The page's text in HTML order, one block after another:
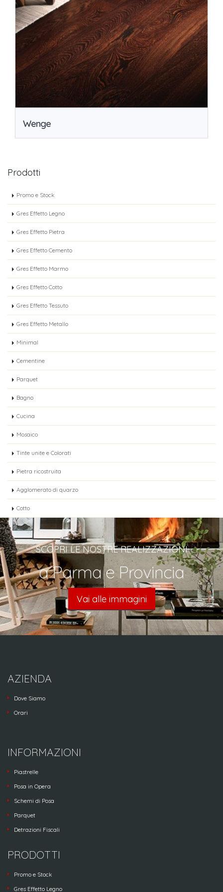
Wenge
Prodotti
Promo e Stock
Gres Effetto Legno
Gres Effetto Pietra
Gres Effetto Cemento
Gres Effetto Marmo
Gres Effetto Cotto
Gres Effetto Tessuto
Gres Effetto Metallo
Minimal
Cementine
Parquet
Bagno
Cucina
Mosaico
Tinte unite e Colorati
Pietra ricostruita
Agglomerato di quarzo
Cotto
SCOPRI LE NOSTRE REALIZZAZIONI
a Parma e Provincia
Vai alle immagini
AZIENDA
Dove Siamo
Orari
INFORMAZIONI
Piastrelle
Posa in Opera
Schemi di Posa
Parquet
Detrazioni Fiscali
PRODOTTI
Promo e Stock
Gres Effetto Legno